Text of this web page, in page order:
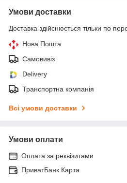
Умови доставки
Доставка здійснюється тільки по
Нова Пошта
Самовивіз
Delivery
Транспортна компанія
Всі умови доставки
Умови оплати
Оплата за реквізитами
ПриватБанк Карта